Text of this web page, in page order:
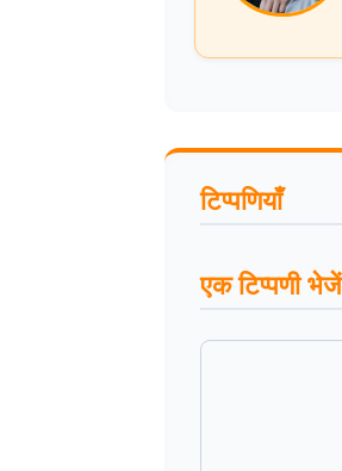
टिप्पणियाँ
एक टिप्पणी भेजें